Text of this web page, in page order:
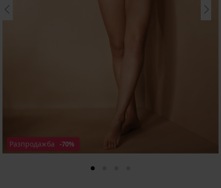
Разпродажба -70%